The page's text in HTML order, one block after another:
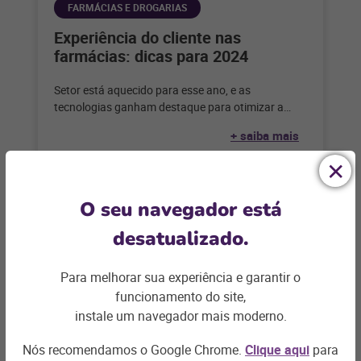
FARMÁCIAS E DROGARIAS
Experiência do cliente nas
farmácias: dicas para 2024
Setor está aquecido para esse ano, e as
tecnologias ganham destaque para otimizar a
+ saiba mais
O seu navegador está
desatualizado.
Para melhorar sua experiência e garantir o
funcionamento do site,
instale um navegador mais moderno.
Nós recomendamos o Google Chrome. Clique aqui para